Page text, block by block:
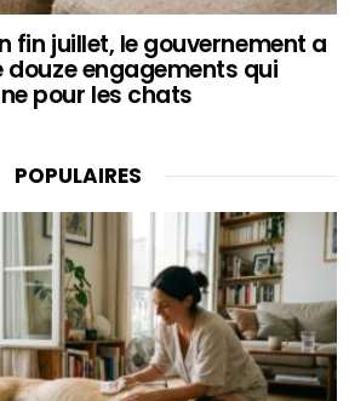
fin juillet, le gouvernement a
douze engagements qui
pour les chats
POPULAIRES